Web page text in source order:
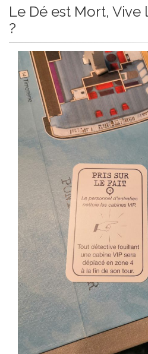
Le Dé est Mort, Vive
?